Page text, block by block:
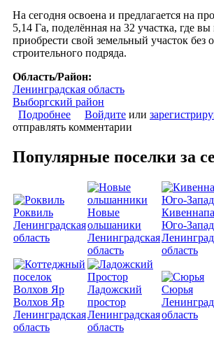
На сегодня освоена и предлагается на
5,14 Га, поделённая на 32 участка, где
приобрести свой земельный участок без
строительного подряда.
Область/Район:
Ленинградская область
Выборгский район
Подробнее о Коттеджный поселок
Войдите или
отправлять комментарии
Популярные поселки за
Роквиль
Ленинградская
область
Новые
ольшаники
Ленинградская
область
Кивеннапа
Юго-Запад
область
Волхов Яр
Ленинградская
область
Ладожский
простор
Ленинградская
область
Сюрья
область